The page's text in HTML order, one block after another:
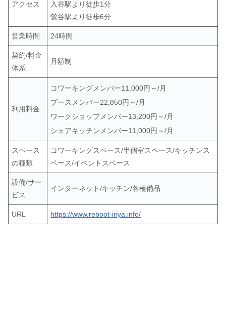
アクセス
入谷駅より徒歩1分
鶯谷駅より徒歩6分
営業時間 24時間
契約/料金
体系
月額制
利用料金
コワーキングメンバー11,000円～/月
ブースメンバー22,850円～/月
ワークショップメンバー13,200円～/月
シェアキッチンメンバー11,000円～/月
スペース
の種類
コワーキングスペース/半個室スペース/キッチンス
ペース/イベントスペース
設備/サー
ビス
インターネット/キッチン/各種備品
URL https://www.reboot-iriya.info/